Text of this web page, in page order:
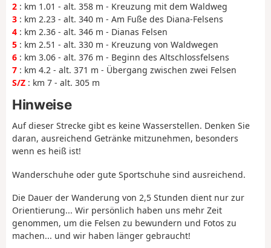
2 : km 1.01 - alt. 358 m - Kreuzung mit dem Waldweg
3 : km 2.23 - alt. 340 m - Am Fuße des Diana-Felsens
4 : km 2.36 - alt. 346 m - Dianas Felsen
5 : km 2.51 - alt. 330 m - Kreuzung von Waldwegen
6 : km 3.06 - alt. 376 m - Beginn des Altschlossfelsens
7 : km 4.2 - alt. 371 m - Übergang zwischen zwei Felsen
S/Z : km 7 - alt. 305 m
Hinweise
Auf dieser Strecke gibt es keine Wasserstellen. Denken Sie
daran, ausreichend Getränke mitzunehmen, besonders
wenn es heiß ist!
Wanderschuhe oder gute Sportschuhe sind ausreichend.
Die Dauer der Wanderung von 2,5 Stunden dient nur zur
Orientierung... Wir persönlich haben uns mehr Zeit
genommen, um die Felsen zu bewundern und Fotos zu
machen... und wir haben länger gebraucht!